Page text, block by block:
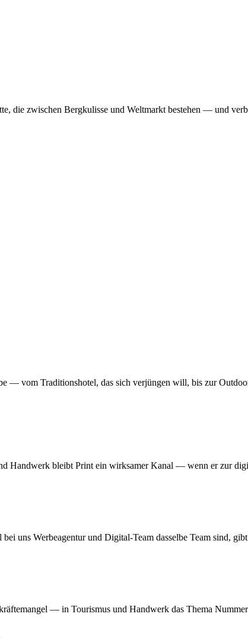
die zwischen Bergkulisse und Weltmarkt bestehen — und
vom Traditionshotel, das sich verjüngen will, bis zur
Handwerk bleibt Print ein wirksamer Kanal — wenn er zur
uns Werbeagentur und Digital-Team dasselbe Team sind,
— in Tourismus und Handwerk das Thema